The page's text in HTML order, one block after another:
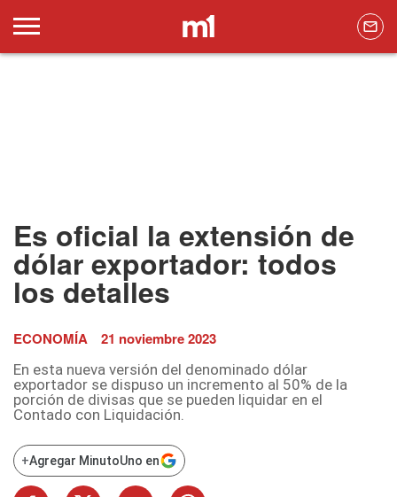
Es oficial la extensión de
dólar exportador: todos
los detalles
ECONOMÍA 21 noviembre 2023
En esta nueva versión del denominado dólar
exportador se dispuso un incremento al 50% de la
porción de divisas que se pueden liquidar en el
Contado con Liquidación.
+Agregar MinutoUno en